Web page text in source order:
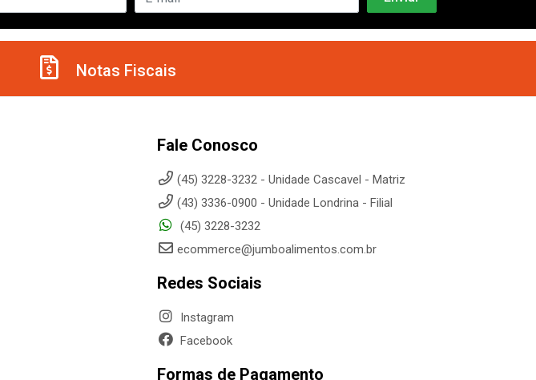
Notas Fiscais
Fale Conosco
(45) 3228-3232 - Unidade Cascavel - Matriz
(43) 3336-0900 - Unidade Londrina - Filial
(45) 3228-3232
ecommerce@jumboalimentos.com.br
Redes Sociais
Instagram
Facebook
Formas de Pagamento